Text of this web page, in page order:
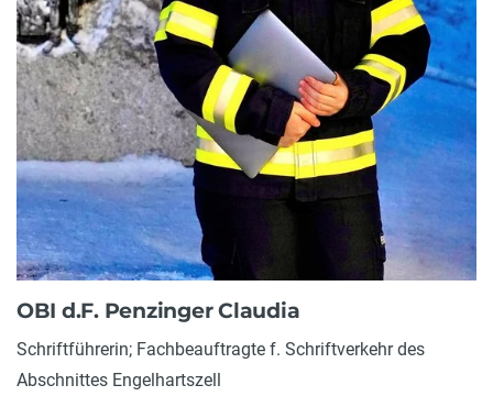
OBI d.F. Penzinger Claudia
Schriftführerin; Fachbeauftragte f. Schriftverkehr des
Abschnittes Engelhartszell